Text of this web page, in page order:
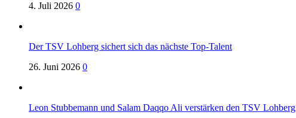
4. Juli 2026 0
Der TSV Lohberg sichert sich das nächste Top-Talent
26. Juni 2026 0
Leon Stubbemann und Salam Daqqo Ali verstärken den TSV Lohberg